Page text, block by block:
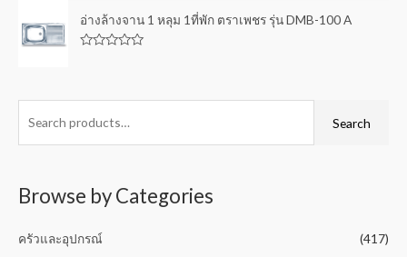
t
o
f
t
e
d
o
5
อ่างล้างจาน 1 หลุม 1ที่พัก ตราเพชร รุ่น DMB-100 A
d
o
Search
Browse by Categories
ครัวและอุปกรณ์ (417)